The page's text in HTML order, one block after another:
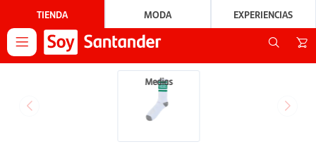
TIENDA MODA EXPERIENCIAS

Medias